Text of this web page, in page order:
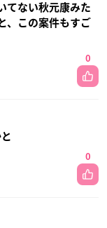
てない秋元康みた
、この案件もすご
0
0